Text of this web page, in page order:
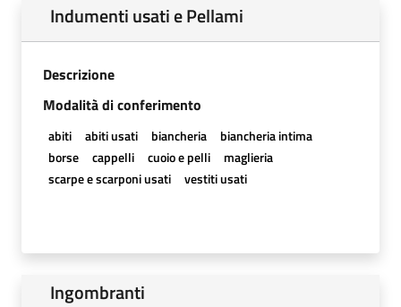
Indumenti usati e Pellami
Descrizione
Modalità di conferimento
abiti abiti usati biancheria
biancheria intima
borse
cappelli cuoio e pelli
maglieria
scarpe e scarponi usati
vestiti usati
Ingombranti